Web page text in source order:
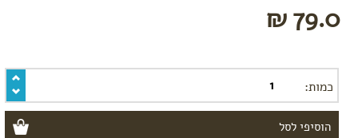
ושמפו
בובות
כלי
אוכל
מומלצי
קיץ
79.0 ₪
כמות: